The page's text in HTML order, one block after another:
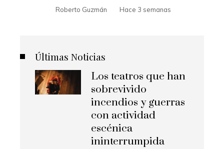
Roberto Guzmán Hace 3 semanas
Últimas Noticias
Los teatros que han
sobrevivido
incendios y guerras
con actividad
escénica
ininterrumpida